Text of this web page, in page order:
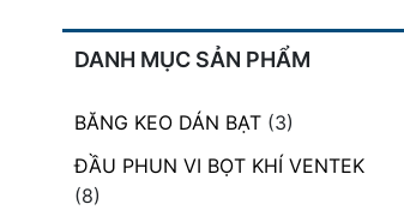
DANH MỤC SẢN PHẨM
BĂNG KEO DÁN BẠT (3)
ĐẦU PHUN VI BỌT KHÍ VENTEK
(8)